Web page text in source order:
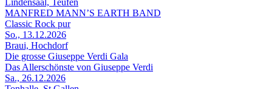
Lindensaal, Teufen
MANFRED MANN’S EARTH BAND
Classic Rock pur
So., 13.12.2026
Braui, Hochdorf
Die grosse Giuseppe Verdi Gala
Das Allerschönste von Giuseppe Verdi
Sa., 26.12.2026